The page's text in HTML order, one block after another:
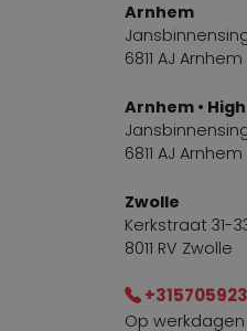
Arnhem
6811 AJ Arnhem
Arnhem •
6811 AJ Arnhem
Zwolle
Kerkstraat 31-
8011 RV Zwolle
Op werkdagen